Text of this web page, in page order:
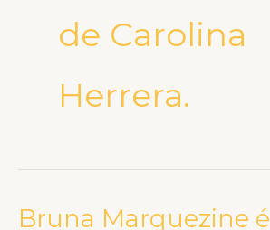
de Carolina
Herrera.
Bruna Marquezine é
Bruna